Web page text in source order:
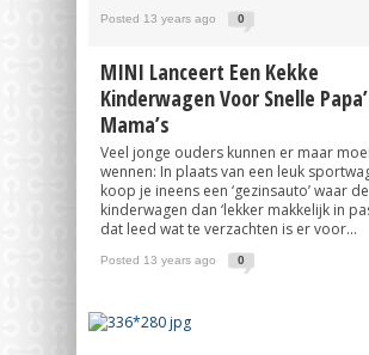
Posted 13 years ago 0
MINI Lanceert Een Kekke
Kinderwagen Voor Snelle
Mama’s
Veel jonge ouders kunnen er maar
wennen: In plaats van een leuk
koop je ineens een ‘gezinsauto’ waar de
kinderwagen dan ‘lekker makkelijk in
dat leed wat te verzachten is er voor...
Posted 13 years ago 0